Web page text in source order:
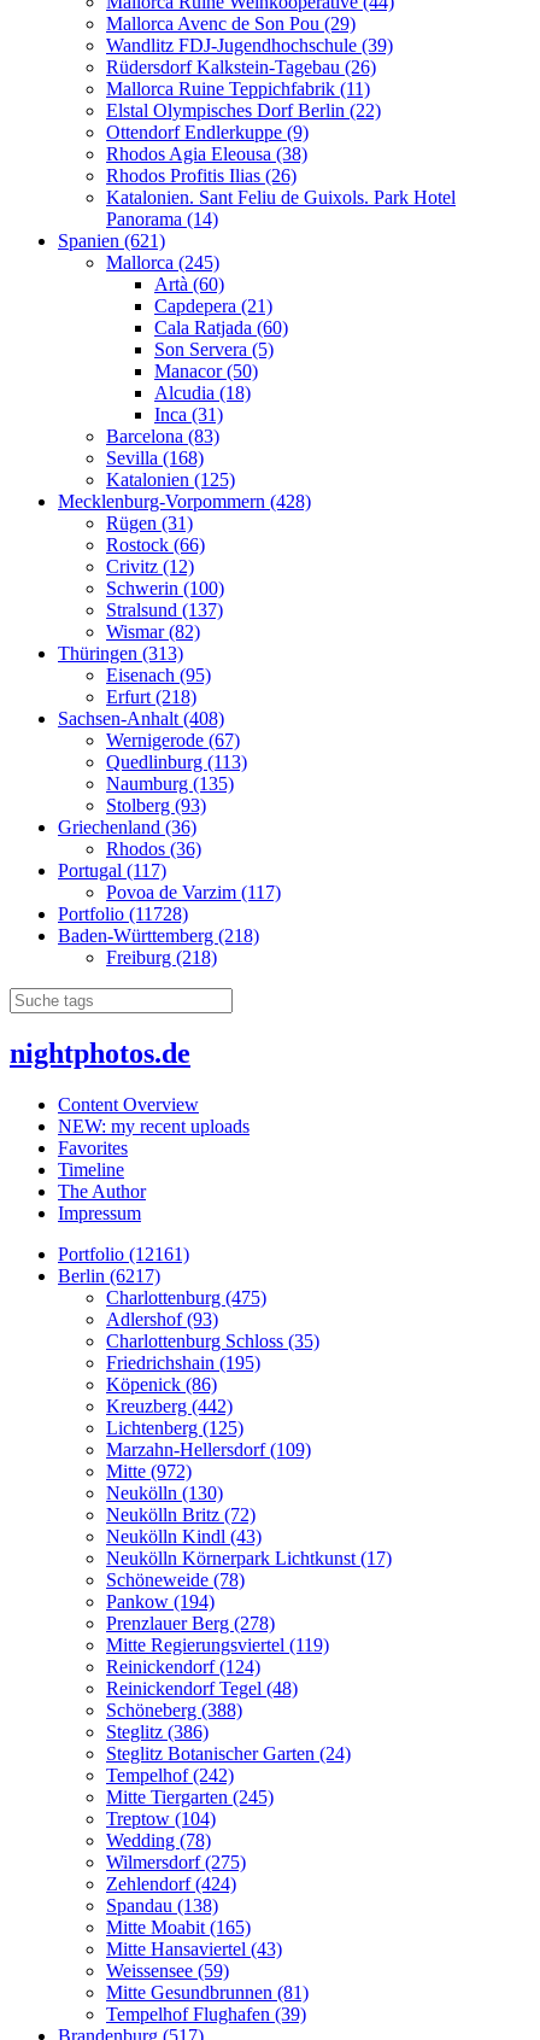
Mallorca Avenc de Son Pou (29)
Wandlitz FDJ-Jugendhochschule (39)
Rüdersdorf Kalkstein-Tagebau (26)
Mallorca Ruine Teppichfabrik (11)
Elstal Olympisches Dorf Berlin (22)
Ottendorf Endlerkuppe (9)
Rhodos Agia Eleousa (38)
Rhodos Profitis Ilias (26)
Katalonien. Sant Feliu de Guixols. Park Hotel
Panorama (14)
Spanien (621)
Mallorca (245)
Artà (60)
Capdepera (21)
Cala Ratjada (60)
Son Servera (5)
Manacor (50)
Alcudia (18)
Inca (31)
Barcelona (83)
Sevilla (168)
Katalonien (125)
Mecklenburg-Vorpommern (428)
Rügen (31)
Rostock (66)
Crivitz (12)
Schwerin (100)
Stralsund (137)
Wismar (82)
Thüringen (313)
Eisenach (95)
Erfurt (218)
Sachsen-Anhalt (408)
Wernigerode (67)
Quedlinburg (113)
Naumburg (135)
Stolberg (93)
Griechenland (36)
Rhodos (36)
Portugal (117)
Povoa de Varzim (117)
Portfolio (11728)
Baden-Württemberg (218)
Freiburg (218)
nightphotos.de
Content Overview
NEW: my recent uploads
Favorites
Timeline
The Author
Impressum
Portfolio (12161)
Berlin (6217)
Charlottenburg (475)
Adlershof (93)
Charlottenburg Schloss (35)
Friedrichshain (195)
Köpenick (86)
Kreuzberg (442)
Lichtenberg (125)
Marzahn-Hellersdorf (109)
Mitte (972)
Neukölln (130)
Neukölln Britz (72)
Neukölln Kindl (43)
Neukölln Körnerpark Lichtkunst (17)
Schöneweide (78)
Pankow (194)
Prenzlauer Berg (278)
Mitte Regierungsviertel (119)
Reinickendorf (124)
Reinickendorf Tegel (48)
Schöneberg (388)
Steglitz (386)
Steglitz Botanischer Garten (24)
Tempelhof (242)
Mitte Tiergarten (245)
Treptow (104)
Wedding (78)
Wilmersdorf (275)
Zehlendorf (424)
Spandau (138)
Mitte Moabit (165)
Mitte Hansaviertel (43)
Weissensee (59)
Mitte Gesundbrunnen (81)
Tempelhof Flughafen (39)
Brandenburg (517)